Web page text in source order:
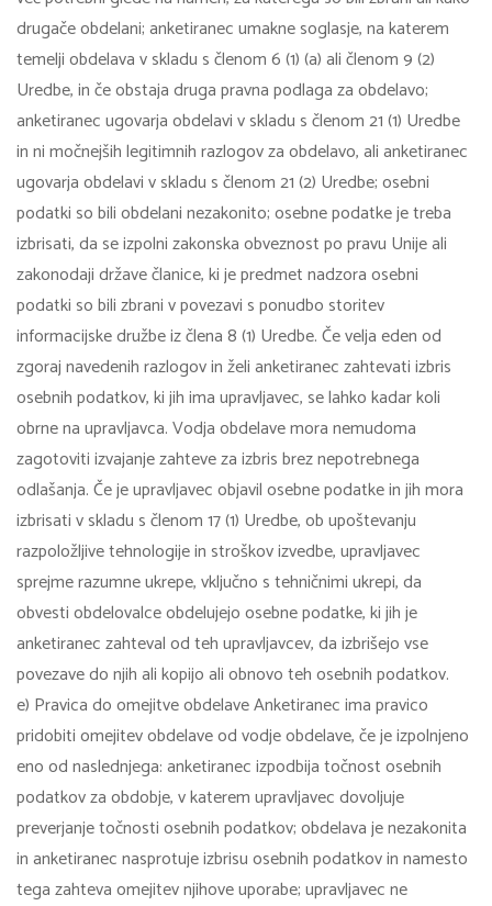
drugače obdelani; anketiranec umakne soglasje, na katerem
temelji obdelava v skladu s členom 6 (1) (a) ali členom 9 (2)
Uredbe, in če obstaja druga pravna podlaga za obdelavo;
anketiranec ugovarja obdelavi v skladu s členom 21 (1) Uredbe
in ni močnejših legitimnih razlogov za obdelavo, ali anketiranec
ugovarja obdelavi v skladu s členom 21 (2) Uredbe; osebni
podatki so bili obdelani nezakonito; osebne podatke je treba
izbrisati, da se izpolni zakonska obveznost po pravu Unije ali
zakonodaji države članice, ki je predmet nadzora osebni
podatki so bili zbrani v povezavi s ponudbo storitev
informacijske družbe iz člena 8 (1) Uredbe. Če velja eden od
zgoraj navedenih razlogov in želi anketiranec zahtevati izbris
osebnih podatkov, ki jih ima upravljavec, se lahko kadar koli
obrne na upravljavca. Vodja obdelave mora nemudoma
zagotoviti izvajanje zahteve za izbris brez nepotrebnega
odlašanja. Če je upravljavec objavil osebne podatke in jih mora
izbrisati v skladu s členom 17 (1) Uredbe, ob upoštevanju
razpoložljive tehnologije in stroškov izvedbe, upravljavec
sprejme razumne ukrepe, vključno s tehničnimi ukrepi, da
obvesti obdelovalce obdelujejo osebne podatke, ki jih je
anketiranec zahteval od teh upravljavcev, da izbrišejo vse
povezave do njih ali kopijo ali obnovo teh osebnih podatkov.
e) Pravica do omejitve obdelave Anketiranec ima pravico
pridobiti omejitev obdelave od vodje obdelave, če je izpolnjeno
eno od naslednjega: anketiranec izpodbija točnost osebnih
podatkov za obdobje, v katerem upravljavec dovoljuje
preverjanje točnosti osebnih podatkov; obdelava je nezakonita
in anketiranec nasprotuje izbrisu osebnih podatkov in namesto
tega zahteva omejitev njihove uporabe; upravljavec ne